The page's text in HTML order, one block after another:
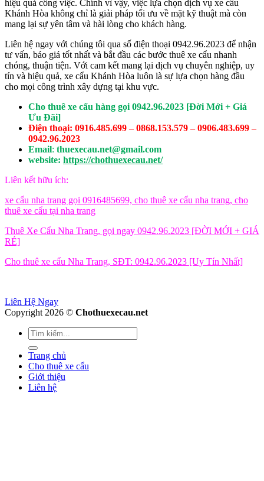
hiệu quả công việc. Chính vì vậy, việc lựa chọn dịch vụ xe cẩu
Khánh Hòa không chỉ là giải pháp tối ưu về mặt kỹ thuật mà còn
mang lại sự yên tâm và hài lòng cho khách hàng.
Liên hệ ngay với chúng tôi qua số điện thoại 0942.96.2023 để nhận
tư vấn, báo giá tốt nhất và bắt đầu các bước thuê xe cẩu nhanh
chóng, thuận tiện. Với cam kết mang lại dịch vụ chuyên nghiệp, uy
tín và hiệu quả, xe cẩu Khánh Hòa luôn là sự lựa chọn hàng đầu
cho mọi công trình xây dựng tại khu vực.
Cho thuê xe cẩu hàng gọi 0942.96.2023 [Đời Mới + Giá
Ưu Đãi]
Điện thoại: 0916.485.699 – 0868.153.579 – 0906.483.699 –
0942.96.2023
Email: thuexecau.net@gmail.com
website: https://chothuexecau.net/
Liên kết hữu ích:
xe cẩu nha trang gọi 0916485699, cho thuê xe cẩu nha trang, cho
thuê xe cẩu tại nha trang
Thuê Xe Cẩu Nha Trang, gọi ngay 0942.96.2023 [ĐỜI MỚI + GIÁ
RẺ]
Cho thuê xe cẩu Nha Trang, SĐT: 0942.96.2023 [Uy Tín Nhất]
Liên Hệ Ngay
Copyright 2026 © Chothuexecau.net
Trang chủ
Cho thuê xe cẩu
Giới thiệu
Liên hệ